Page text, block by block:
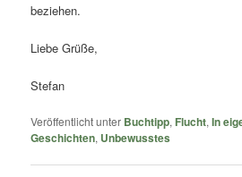
beziehen.
Liebe Grüße,
Stefan
Veröffentlicht unter Buchtipp, Flucht,In
Geschichten, Unbewusstes